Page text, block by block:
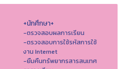
+นักศึกษา+
-ตรวจสอบผลการเรียน
-ตรวจสอบการใช้รหัสการใช้
งาน Internet
-ยืมคืนทรัพยากรสารสนเทศ